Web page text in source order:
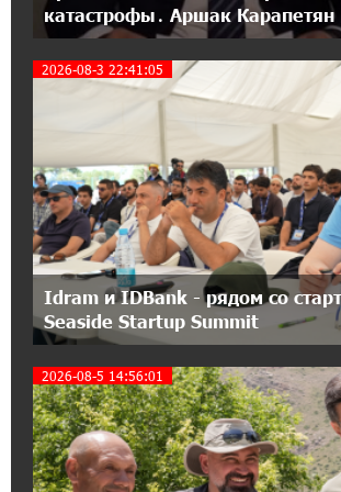
14:27:40 11-07-2026
«Мой лес Армения» —
инициативы «Сила одного
Станьте акционером
воспользуйтесь выгодным
предложением
21:45:09 9-07-2026
IDBank предупреждает о
звонках от имени
15:50:50 9-07-2026
Небольшой французский
при сотрудничестве с
15:18:39 9-07-2026
катастрофы․ Аршак Карапетян
2026-08-3 22:41:05
Idram и IDBank - рядом со
Seaside Startup Summit
2026-08-5 14:56:01